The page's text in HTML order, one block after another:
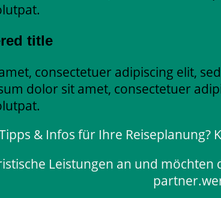
title
consectetuer adipiscing elit,
dolor sit amet, consectetuer
& Infos für Ihre
Leistungen an und